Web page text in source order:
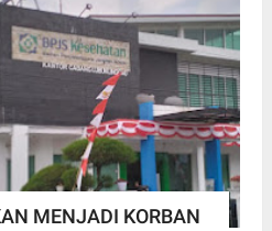
MENJADI KORBAN